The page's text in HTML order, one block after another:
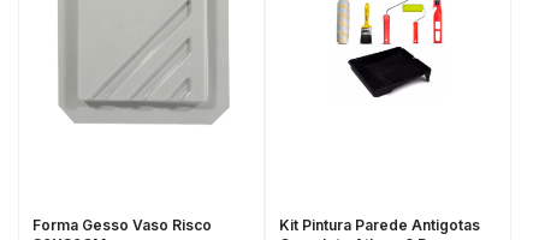
Forma Gesso Vaso Risco
Kit Pintura Parede Antigotas